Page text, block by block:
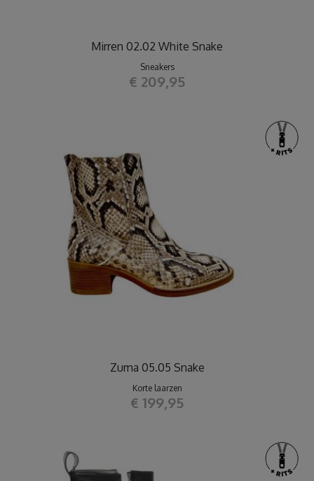
Mirren 02.02 White Snake
Sneakers
€ 209,95
Zuma 05.05 Snake
Korte laarzen
€ 199,95